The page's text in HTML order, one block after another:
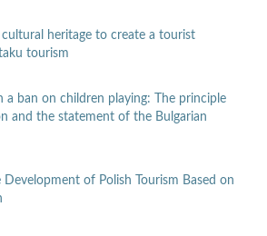
cultural heritage to create a tourist
tourism
ban on children playing: The principle
and the statement of the Bulgarian
Development of Polish Tourism Based on